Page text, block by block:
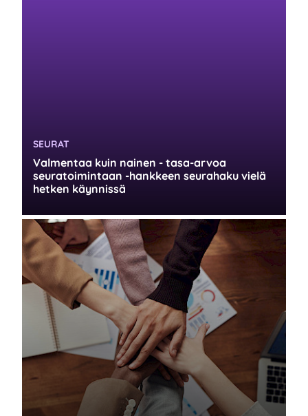
Valmentaa kuin nainen - tasa-arvoa
seuratoimintaan -hankkeen seurahaku vielä
hetken käynnissä
KATEGORIA:
SEURAT